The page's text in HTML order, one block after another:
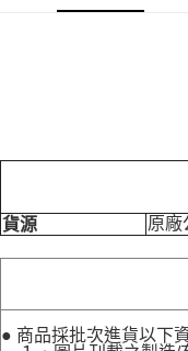
7-11取貨付款［需3-5個
每筆NT$100，滿
貨源 原廠
● 商品採批次進貨以下